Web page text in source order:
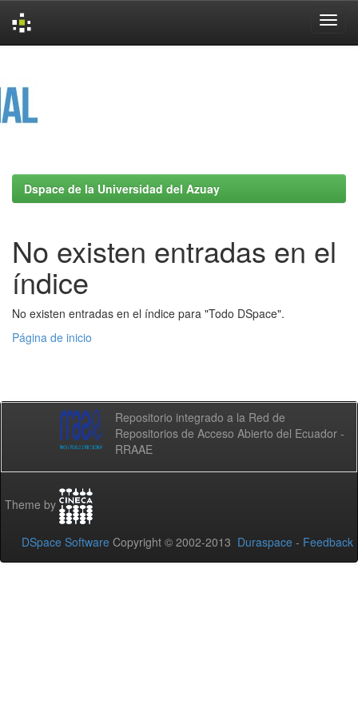
Dspace de la Universidad del Azuay
No existen entradas en el
índice
No existen entradas en el índice para "Todo DSpace".
Página de inicio
Repositorio integrado a la Red de
Repositorios de Acceso Abierto del Ecuador -
RRAAE
Theme by
DSpace Software Copyright © 2002-2013 Duraspace - Feedback